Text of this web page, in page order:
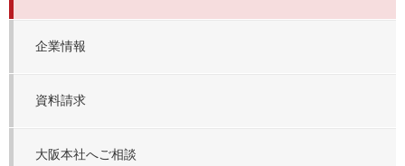
企業情報
資料請求
大阪本社へご相談